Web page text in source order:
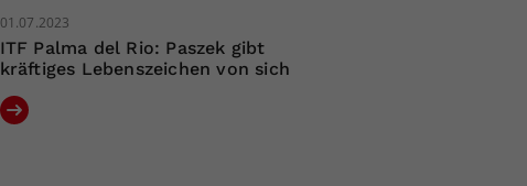
01.07.2023
ITF Palma del Rio: Paszek gibt
kräftiges Lebenszeichen von sich